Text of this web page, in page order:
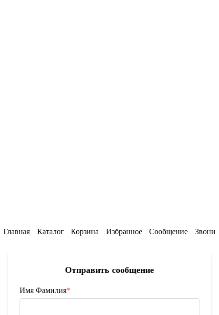
Главная Каталог Корзина Избранное Сообщение Звони
Отправить сообщение
Имя Фамилия*